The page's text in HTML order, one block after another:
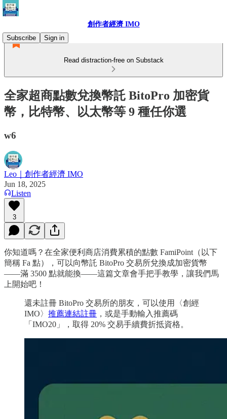
創作者經濟 IMO
Subscribe
Sign in
Read distraction-free on Substack
全家超商點數兌換幣託 BitoPro 加密貨
幣，比特幣、以太幣等 9 種任你選
w6
Leo｜創作者經濟 IMO
Jun 18, 2025
Listen
3
你知道嗎？在全家便利商店消費累積的點數 FamiPoint（以下
簡稱 Fa 點），可以向幣託 BitoPro 交易所兌換成加密貨幣
——滿 3500 點就能換——這篇文章會手把手教學，讓我們馬
上開始吧！
還未註冊 BitoPro 交易所的朋友，可以使用〈創經
IMO〉 推薦連結註冊 ，或是手動輸入推薦碼
「IMO20」，取得 20% 交易手續費折抵資格。